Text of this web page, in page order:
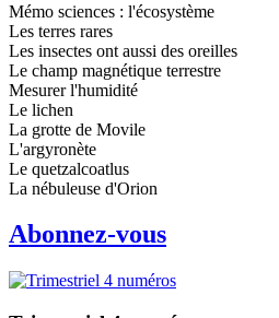
Mémo sciences : l'écosystème
Les terres rares
Les insectes ont aussi des oreilles
Le champ magnétique terrestre
Mesurer l'humidité
Le lichen
La grotte de Movile
L'argyronète
Le quetzalcoatlus
La nébuleuse d'Orion
Abonnez-vous